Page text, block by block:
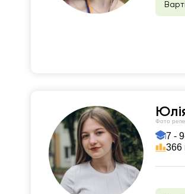
Фото
7 -
366